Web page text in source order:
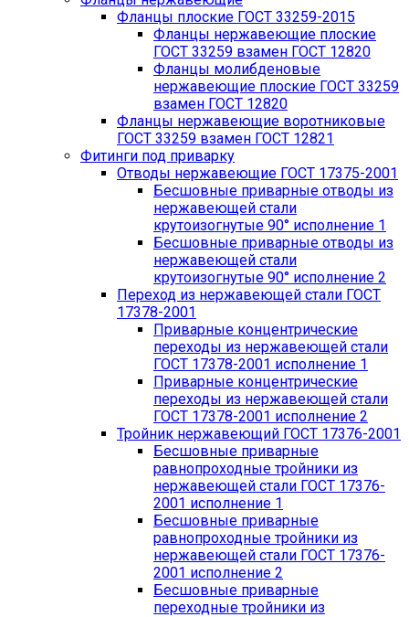
Фланцы плоские ГОСТ 33259-2015
Фланцы нержавеющие плоские
ГОСТ 33259 взамен ГОСТ 12820
Фланцы молибденовые
нержавеющие плоские ГОСТ 33259
взамен ГОСТ 12820
Фланцы нержавеющие воротниковые
ГОСТ 33259 взамен ГОСТ 12821
Фитинги под приварку
Отводы нержавеющие ГОСТ 17375-2001
Бесшовные приварные отводы из
нержавеющей стали
крутоизогнутые 90° исполнение 1
Бесшовные приварные отводы из
нержавеющей стали
крутоизогнутые 90° исполнение 2
Переход из нержавеющей стали ГОСТ
17378-2001
Приварные концентрические
переходы из нержавеющей стали
ГОСТ 17378-2001 исполнение 1
Приварные концентрические
переходы из нержавеющей стали
ГОСТ 17378-2001 исполнение 2
Тройник нержавеющий ГОСТ 17376-2001
Бесшовные приварные
равнопроходные тройники из
нержавеющей стали ГОСТ 17376-
2001 исполнение 1
Бесшовные приварные
равнопроходные тройники из
нержавеющей стали ГОСТ 17376-
2001 исполнение 2
Бесшовные приварные
переходные тройники из